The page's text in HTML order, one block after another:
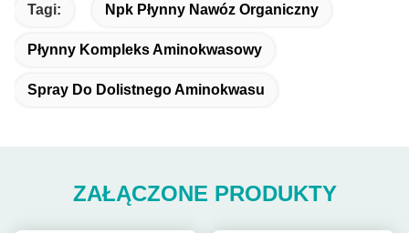
Tagi: Npk Płynny Nawóz Organiczny
Płynny Kompleks Aminokwasowy
Spray Do Dolistnego Aminokwasu
ZAŁĄCZONE PRODUKTY